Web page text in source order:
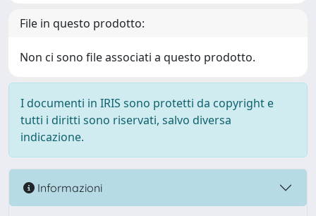
File in questo prodotto:
Non ci sono file associati a questo prodotto.
I documenti in IRIS sono protetti da copyright e
tutti i diritti sono riservati, salvo diversa
indicazione.
Informazioni